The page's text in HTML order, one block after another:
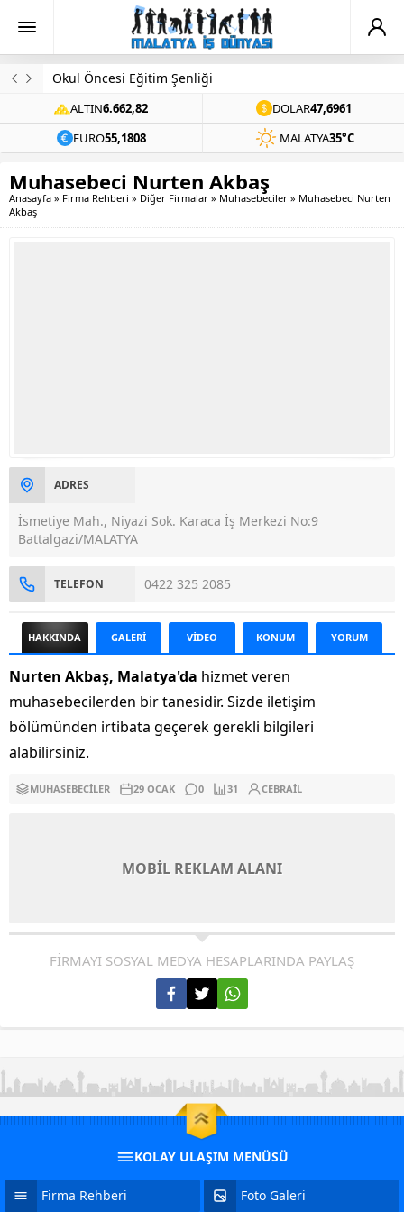
Okul Öncesi Eğitim Şenliği
ALTIN6.662,82 DOLAR47,6961
EURO55,1808 MALATYA35°C
Muhasebeci Nurten Akbaş
Anasayfa » Firma Rehberi » Diğer Firmalar » Muhasebeciler » Muhasebeci Nurten
Akbaş
ADRES
İsmetiye Mah., Niyazi Sok. Karaca İş Merkezi No:9
Battalgazi/MALATYA
TELEFON 0422 325 2085
HAKKINDA GALERİ VİDEO KONUM YORUM
Nurten Akbaş, Malatya'da hizmet veren
muhasebecilerden bir tanesidir. Sizde iletişim
bölümünden irtibata geçerek gerekli bilgileri
alabilirsiniz.
MUHASEBECILER 29 OCAK 0 31 CEBRAIL
MOBİL REKLAM ALANI
FİRMAYI SOSYAL MEDYA HESAPLARINDA PAYLAŞ
KOLAY ULAŞIM MENÜSÜ
Firma Rehberi Foto Galeri